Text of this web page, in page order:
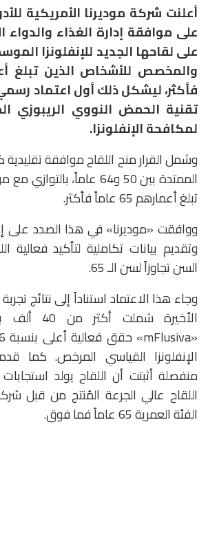
أعلنت شركة موديرنا الأمريكية
فأكثر، ليشكل ذلك أول اعتماد
لمكافحة الإنفلونزا.
وشمل القرار منح اللقاح موافقة تقليدية
الممتدة بين 50 و64 عاماً،
تبلغ أعمارهم 65 عاماً فأكثر.
ووافقت «موديرنا» في هذا الصدد على
وتقديم بيانات تكاملية لتأكيد فعالية
السن تجاوزاً لسن الـ 65.
وجاء هذا الاعتماد استناداً إلى نتائج
الأخيرة
الإنفلونزا القياسي المرخص. كما
منفصلة أثبتت أن اللقاح يولد
اللقاح عالي الجرعة المُنتج من قبل
الفئة العمرية 65 عاماً فما فوق.